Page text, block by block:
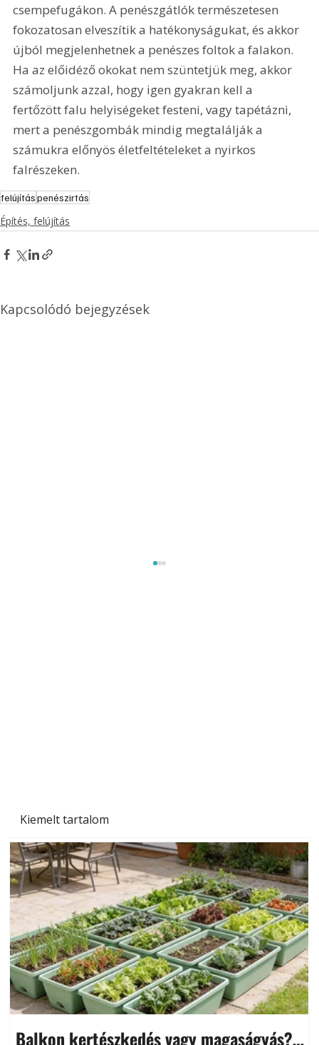
Kiemelt tartalom
Balkon kertészkedés vagy magaságyás?
csempefugákon. A penészgátlók természetesen
fokozatosan elveszítik a hatékonyságukat, és akkor
újból megjelenhetnek a penészes foltok a falakon.
Ha az előidéző okokat nem szüntetjük meg, akkor
számoljunk azzal, hogy igen gyakran kell a
fertőzött falu helyiségeket festeni, vagy tapétázni,
mert a penészgombák mindig megtalálják a
számukra előnyös életfeltételeket a nyirkos
falrészeken.
felújításpenészirtás
Építés, felújítás
Kapcsolódó bejegyzések